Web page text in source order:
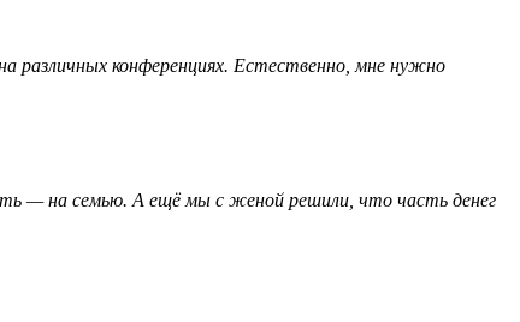
различных конференциях. Естественно, мне нужно
— на семью. А ещё мы с женой решили, что часть денег